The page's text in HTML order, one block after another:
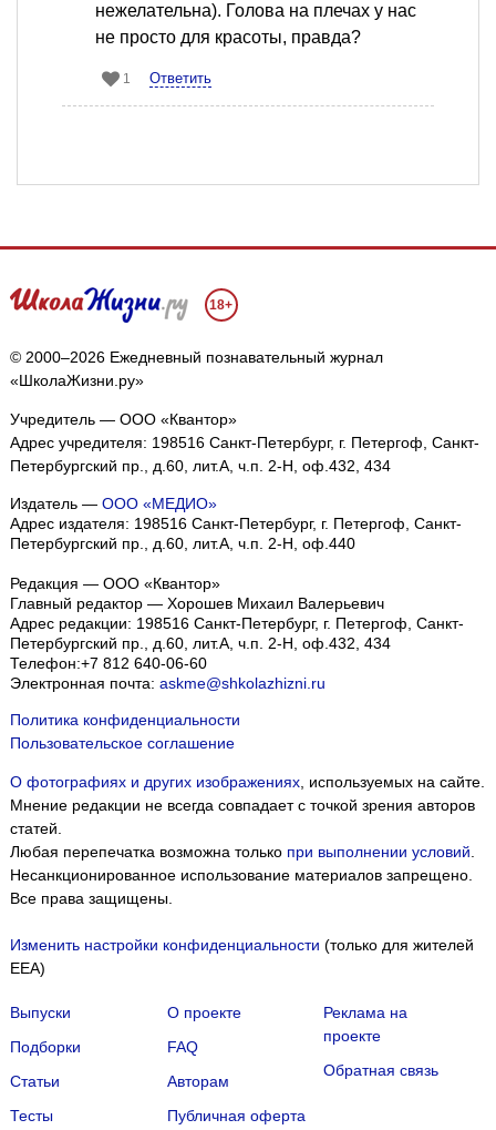
нежелательна). Голова на плечах у нас
не просто для красоты, правда?
1 Ответить
18+
© 2000–2026 Ежедневный познавательный журнал
«ШколаЖизни.ру»
Учредитель — ООО «Квантор»
Адрес учредителя: 198516 Санкт-Петербург, г. Петергоф, Санкт-
Петербургский пр., д.60, лит.А, ч.п. 2-Н, оф.432, 434
Издатель — ООО «МЕДИО»
Адрес издателя: 198516 Санкт-Петербург, г. Петергоф, Санкт-
Петербургский пр., д.60, лит.А, ч.п. 2-Н, оф.440
Редакция — ООО «Квантор»
Главный редактор — Хорошев Михаил Валерьевич
Адрес редакции: 198516 Санкт-Петербург, г. Петергоф Санкт-
Петербургский пр., д.60, лит.А, ч.п. 2-Н, оф.432, 434
Телефон:+7 812 640-06-60
Электронная почта: askme@shkolazhizni.ru
Политика конфиденциальности
Пользовательское соглашение
О фотографиях и других изображениях, используемых на сайте.
Мнение редакции не всегда совпадает с точкой зрения авторов
статей.
Любая перепечатка возможна только при выполнении условий
Несанкционированное использование материалов запрещено.
Все права защищены.
Изменить настройки конфиденциальности (только для жителей
EEA)
Выпуски
Подборки
Статьи
Тесты
О проекте
FAQ
Авторам
Публичная оферта
Реклама на
проекте
Обратная связь